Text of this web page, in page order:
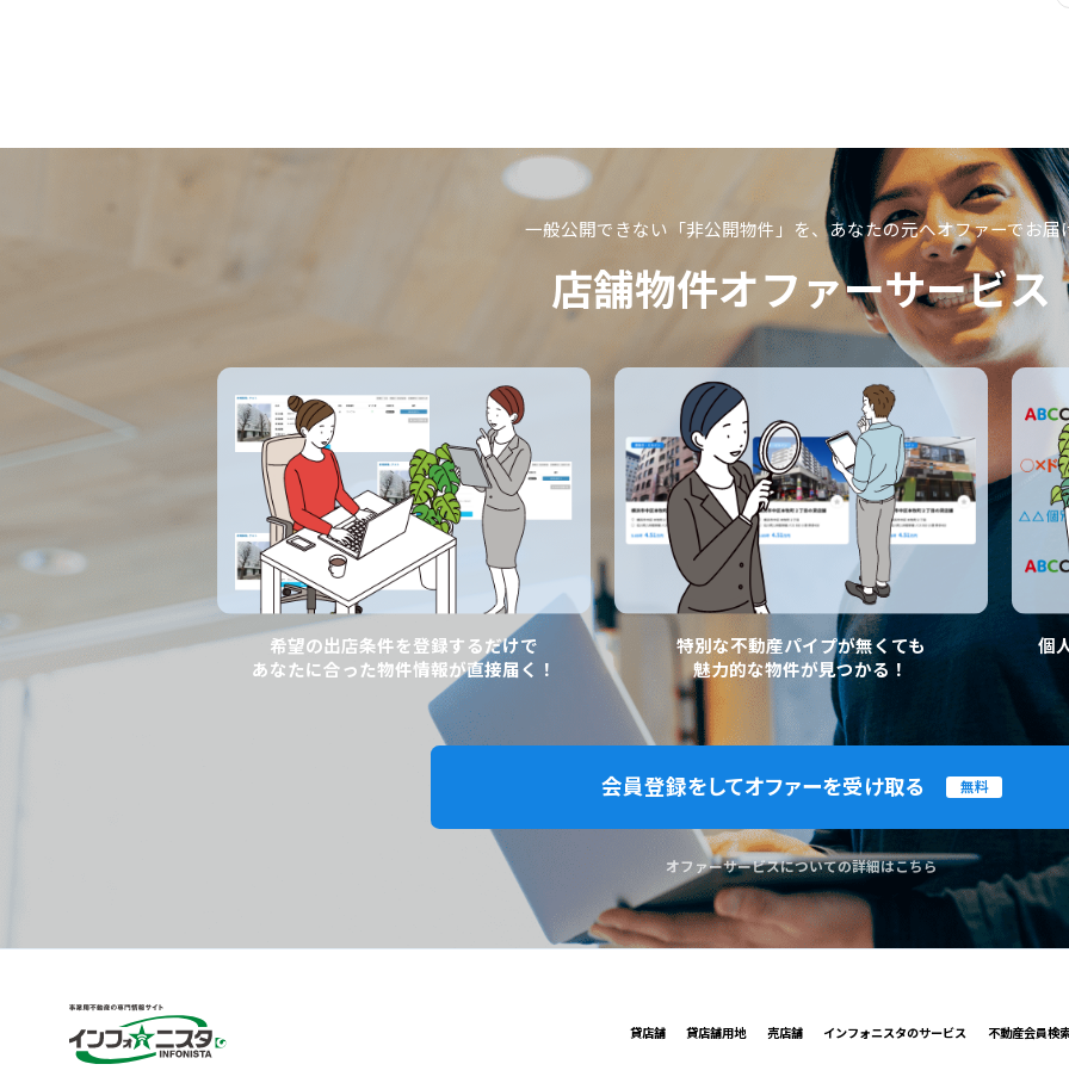
一般公開できない「非公開物件」を、あなたの元へオファーでお届
店舗物件オファーサービス
希望の出店条件を登録するだけで
あなたに合った物件情報が直接届く！
特別な不動産パイプが無くても
魅力的な物件が見つかる！
個
会員登録をしてオファーを受け取る 無料
オファーサービスについての詳細はこちら
貸店舗 貸店舗用地 売店舗 インフォニスタのサービス 不動産会員検